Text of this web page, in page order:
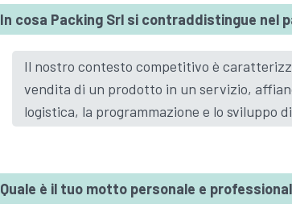
In cosa Packing Srl si contraddistingue nel
Il nostro contesto competitivo è
vendita di un prodotto in un servizio,
logistica, la programmazione e lo sviluppo
Quale è il tuo motto personale e